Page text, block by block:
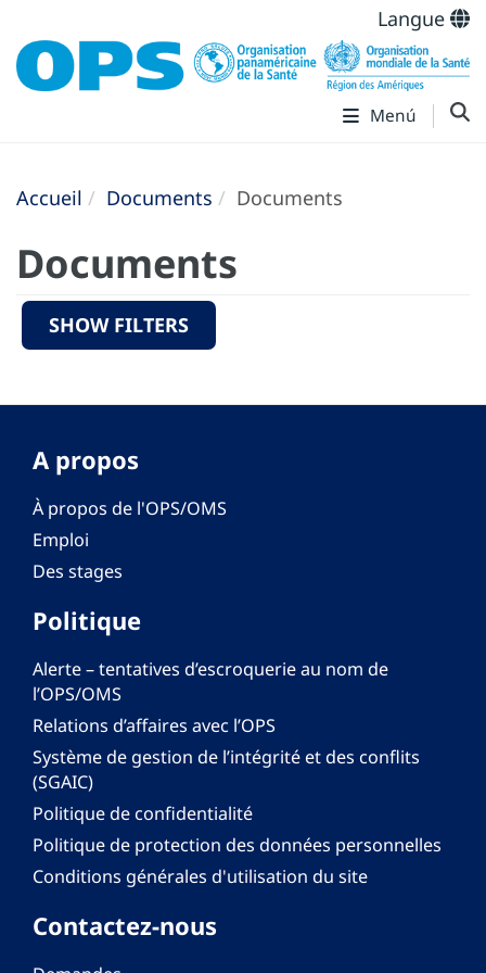
Langue
Menú
Accueil Documents Documents
Documents
SHOW FILTERS
A propos
À propos de l'OPS/OMS
Emploi
Des stages
Politique
Alerte – tentatives d’escroquerie au nom de
l’OPS/OMS
Relations d’affaires avec l’OPS
Système de gestion de l’intégrité et des conflits
(SGAIC)
Politique de confidentialité
Politique de protection des données personnelles
Conditions générales d'utilisation du site
Contactez-nous